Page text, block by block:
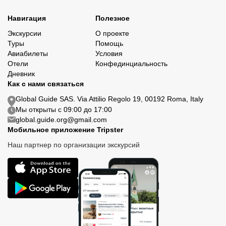
Навигация
Экскурсии
Туры
Авиабилеты
Отели
Дневник
Полезное
О проекте
Помощь
Условия
Конфединциальность
Как с нами связаться
Global Guide SAS. Via Attilio Regolo 19, 00192 Roma, Italy
Мы открыты с 09:00 до 17:00
global.guide.org@gmail.com
Мобильное приложение Tripster
Наш партнер по организации экскурсий